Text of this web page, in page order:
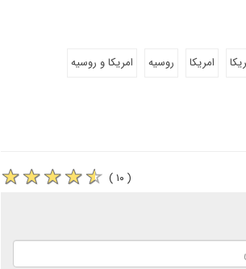
امریکا روسیه
امریکا و روسیه
( ۱۰ )